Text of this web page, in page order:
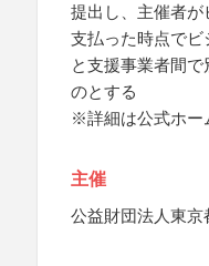
提出し、主催者
支払った時点で
と支援事業者間
のとする
※詳細は公式ホー
主催
公益財団法人東京